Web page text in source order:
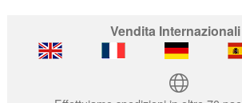
Vendita Internazionali